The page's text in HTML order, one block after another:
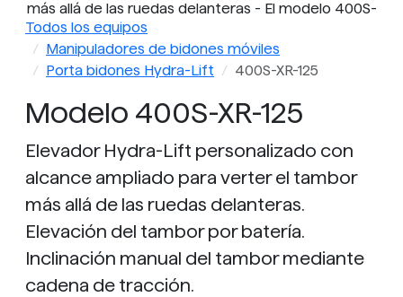
más allá de las ruedas delanteras - El modelo 400S-
XR-115 mostrado tiene elevación e inclinación
eléctricas con BATERÍA
Todos los equipos
Manipuladores de bidones móviles
Porta bidones Hydra-Lift
400S-XR-125
Modelo 400S-XR-125
Elevador Hydra-Lift personalizado con
alcance ampliado para verter el tambor
más allá de las ruedas delanteras.
Elevación del tambor por batería.
Inclinación manual del tambor mediante
cadena de tracción.